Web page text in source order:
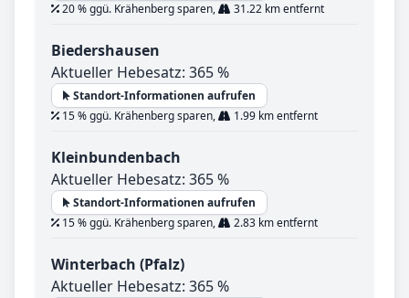
20 % ggü. Krähenberg sparen,
31.22 km entfernt
Biedershausen
Aktueller Hebesatz: 365 %
Standort-Informationen aufrufen
15 % ggü. Krähenberg sparen,
1.99 km entfernt
Kleinbundenbach
Aktueller Hebesatz: 365 %
Standort-Informationen aufrufen
15 % ggü. Krähenberg sparen,
2.83 km entfernt
Winterbach (Pfalz)
Aktueller Hebesatz: 365 %